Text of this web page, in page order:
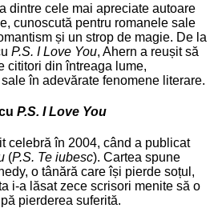
dintre cele mai apreciate autoare
cunoscută pentru romanele sale
și un strop de magie. De la
P.S. I Love You, Ahern a reușit să
cititori din întreaga lume,
în adevărate fenomene literare.
P.S. I Love You
celebră în 2004, când a publicat
(P.S. Te iubesc). Cartea spune
o tânără care își pierde soțul,
i-a lăsat zece scrisori menite să o
pierderea suferită.